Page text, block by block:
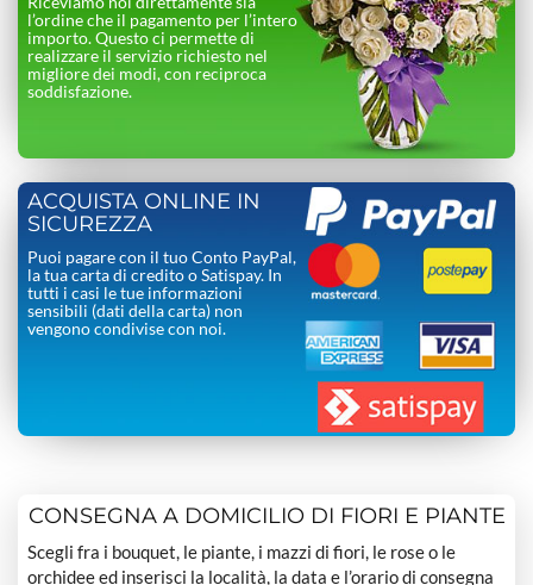
l’ordine che il pagamento per l’intero
importo. Questo ci permette di
realizzare il servizio richiesto nel
migliore dei modi, con reciproca
soddisfazione.
ACQUISTA ONLINE IN
SICUREZZA
Puoi pagare con il tuo Conto PayPal,
la tua carta di credito o Satispay. In
tutti i casi le tue informazioni
sensibili (dati della carta) non
vengono condivise con noi.
CONSEGNA A DOMICILIO DI FIORI E PIANTE
Scegli fra i bouquet, le piante, i mazzi di fiori, le rose o le
orchidee ed inserisci la località, la data e l’orario di consegna